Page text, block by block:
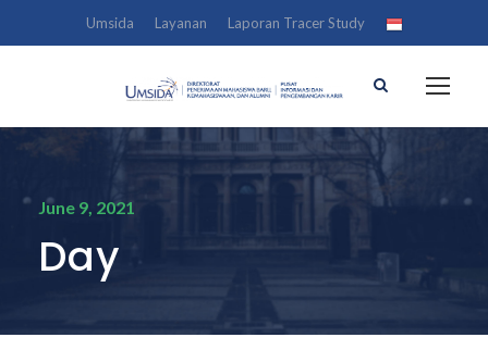
Umsida Layanan Laporan Tracer Study
June 9, 2021
Day